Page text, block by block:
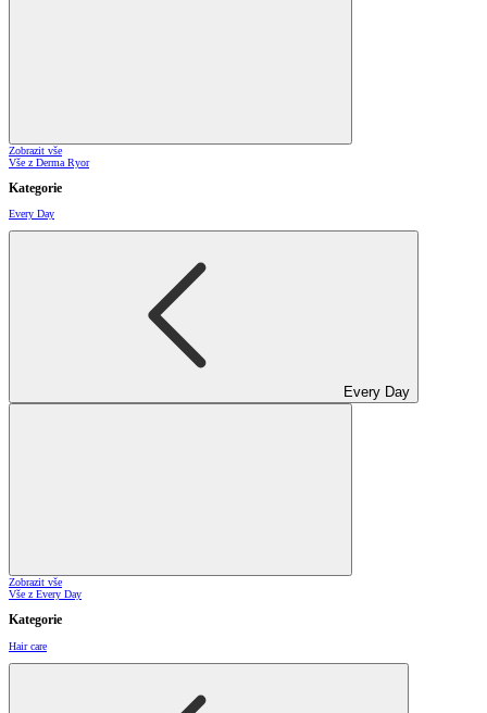
Zobrazit vše
Vše z Derma Ryor
Kategorie
Every Day
Every Day
Zobrazit vše
Vše z Every Day
Kategorie
Hair care